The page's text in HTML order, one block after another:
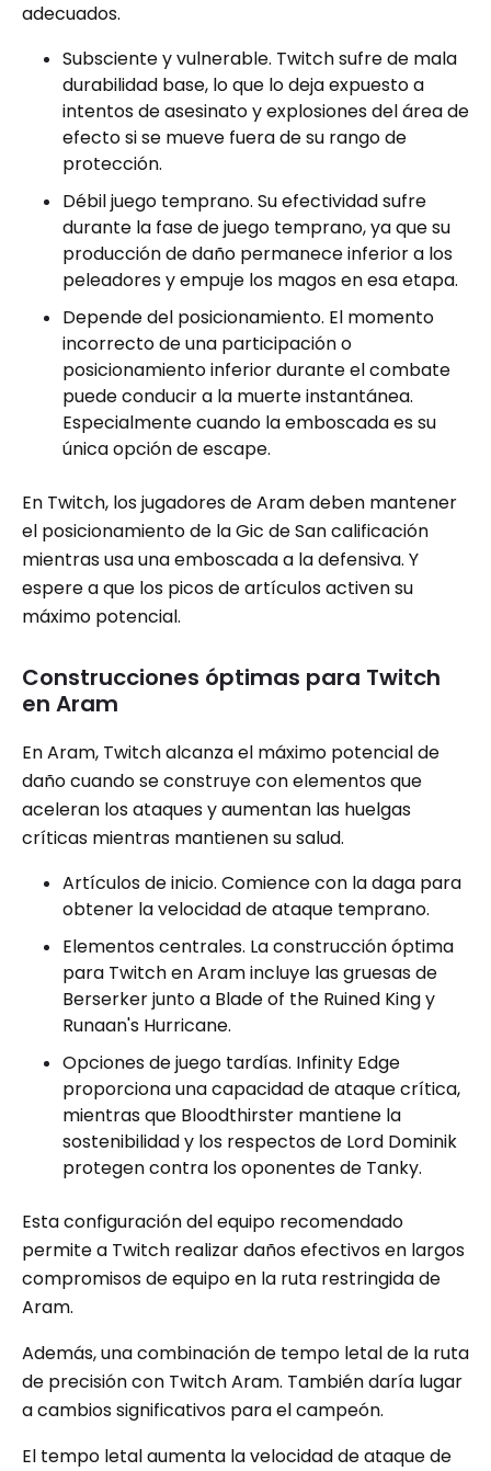
adecuados.
Subsciente y vulnerable. Twitch sufre de mala
durabilidad base, lo que lo deja expuesto a
intentos de asesinato y explosiones del área de
efecto si se mueve fuera de su rango de
protección.
Débil juego temprano. Su efectividad sufre
durante la fase de juego temprano, ya que su
producción de daño permanece inferior a los
peleadores y empuje los magos en esa etapa.
Depende del posicionamiento. El momento
incorrecto de una participación o
posicionamiento inferior durante el combate
puede conducir a la muerte instantánea.
Especialmente cuando la emboscada es su
única opción de escape.
En Twitch, los jugadores de Aram deben mantener
el posicionamiento de la Gic de San calificación
mientras usa una emboscada a la defensiva. Y
espere a que los picos de artículos activen su
máximo potencial.
Construcciones óptimas para Twitch
en Aram
En Aram, Twitch alcanza el máximo potencial de
daño cuando se construye con elementos que
aceleran los ataques y aumentan las huelgas
críticas mientras mantienen su salud.
Artículos de inicio. Comience con la daga para
obtener la velocidad de ataque temprano.
Elementos centrales. La construcción óptima
para Twitch en Aram incluye las gruesas de
Berserker junto a Blade of the Ruined King y
Runaan's Hurricane.
Opciones de juego tardías. Infinity Edge
proporciona una capacidad de ataque crítica,
mientras que Bloodthirster mantiene la
sostenibilidad y los respectos de Lord Dominik
protegen contra los oponentes de Tanky.
Esta configuración del equipo recomendado
permite a Twitch realizar daños efectivos en largos
compromisos de equipo en la ruta restringida de
Aram.
Además, una combinación de tempo letal de la ruta
de precisión con Twitch Aram. También daría lugar
a cambios significativos para el campeón.
El tempo letal aumenta la velocidad de ataque de